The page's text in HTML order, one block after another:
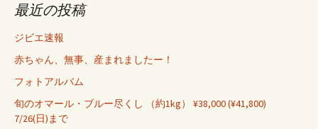
最近の投稿
ジビエ速報
赤ちゃん、無事、産まれましたー！
フォトアルバム
旬のオマール・ブルー尽くし （約1kg） ¥38,000 (¥41,800)
7/26(日)まで